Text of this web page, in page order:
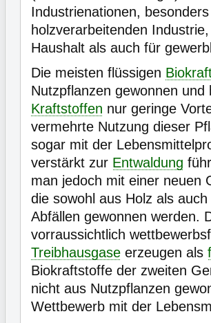
Industrienationen,
holzverarbeitenden
Haushalt als auch für
Die meisten flüssigen
Nutzpflanzen gewonnen
Kraftstoffen nur geringe
vermehrte Nutzung dieser
sogar mit der
verstärkt zur Entwaldung
man jedoch mit einer neuen
die sowohl aus Holz als
Abfällen gewonnen werden.
vorraussichtlich
Treibhausgase erzeugen als
Biokraftstoffe der zweiten
nicht aus Nutzpflanzen
Wettbewerb mit der